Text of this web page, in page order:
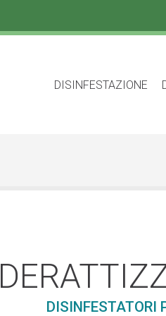
DISINFESTAZIONE
DISINFESTATORI